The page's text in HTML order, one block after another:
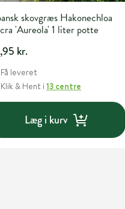
skovgræs Hakonechloa
'Aureola' 1 liter potte
kr.
Få leveret
Klik & Hent i13 centre
Læg i kurv